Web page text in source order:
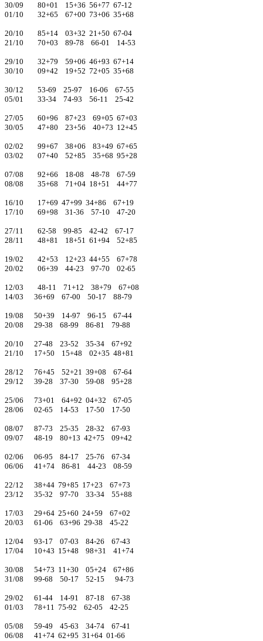
30/09 80+01 15+36 56+77 67-12
01/10 32+65 67+00 73+06 35+68
20/10 85+14 03+32 21+50 67-04
21/10 70+03 89-78 66-01 14-53
29/10 32+79 59+06 46+93 67+14
30/10 09+42 19+52 72+05 35+68
30/12 53-69 25-97 16-06 67-55
05/01 33-34 74-93 56-11 25-42
27/05 60+96 87+23 69+05 67+03
30/05 47+80 23+56 40+73 12+45
02/02 99+67 38+06 83+49 67+65
03/02 07+40 52+85 35+68 95+28
07/08 92+66 18-08 48-78 67-59
08/08 35+68 71+04 18+51 44+77
16/10 17+69 47+99 34+86 67+19
17/10 69+98 31-36 57-10 47-20
27/11 62-58 99-85 42-42 67-17
28/11 48+81 18+51 61+94 52+85
19/02 42+53 12+23 44+55 67+78
20/02 06+39 44-23 97-70 02-65
12/03 48-11 71+12 38+79 67+08
14/03 36+69 67-00 50-17 88-79
19/08 50+39 14-97 96-15 67-44
20/08 29-38 68-99 86-81 79-88
20/10 27-48 23-52 35-34 67+92
21/10 17+50 15+48 02+35 48+81
28/12 76+45 52+21 39+08 67-64
29/12 39-28 37-30 59-08 95+28
25/06 73+01 64+92 04+32 67-05
28/06 02-65 14-53 17-50 17-50
08/07 87-73 25-35 28-32 67-93
09/07 48-19 80+13 42+75 09+42
02/06 06-95 84-17 25-76 67-34
06/06 41+74 86-81 44-23 08-59
22/12 38+44 79+85 17+23 67+73
23/12 35-32 97-70 33-34 55+88
17/03 29+64 25+60 24+59 67+02
20/03 61-06 63+96 29-38 45-22
12/04 93-17 07-03 84-26 67-43
17/04 10+43 15+48 98+31 41+74
30/08 54+73 11+30 05+24 67+86
31/08 99-68 50-17 52-15 94-73
29/02 61-44 14-91 87-18 67-38
01/03 78+11 75-92 62-05 42-25
05/08 59-49 45-63 34-74 67-41
06/08 41+74 62+95 31+64 01-66